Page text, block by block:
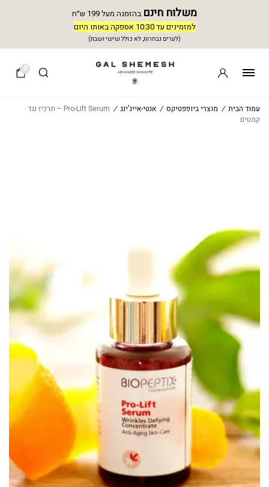
משלוח חינם בהזמנה מעל 199 ש״ח
למזמינים עד 10:30 אספקה באותו היום
(לערים נבחרות, לא כולל שישי ושבת)
0
עמוד הבית / מוצרי ביופפטיקס / אנטי-אייג’ינג /
Pro-Lift Serum – תרכיז נגד
קמטים